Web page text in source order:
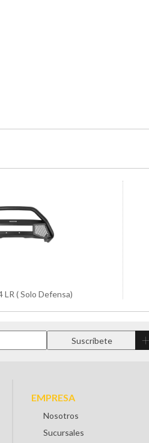
LR ( Solo Defensa)
EMPRESA
Nosotros
Sucursales